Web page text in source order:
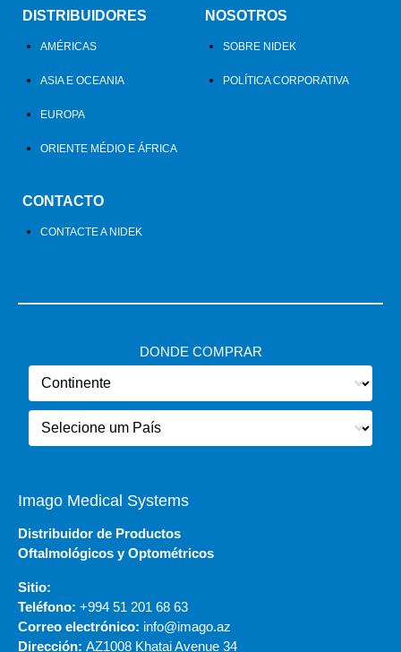
DISTRIBUIDORES
AMÉRICAS
ASIA E OCEANIA
EUROPA
ORIENTE MÉDIO E ÁFRICA
NOSOTROS
SOBRE NIDEK
POLÍTICA CORPORATIVA
CONTACTO
CONTACTE A NIDEK
DONDE COMPRAR
Imago Medical Systems
Distribuidor de Productos
Oftalmológicos y Optométricos
Sitio:
Teléfono: +994 51 201 68 63
Correo electrónico: info@imago.az
Dirección: AZ1008 Khatai Avenue 34